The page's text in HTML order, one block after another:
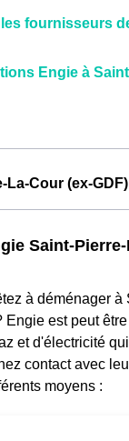
fournisseurs
Engie à
La-Cour (ex-
Saint-
à déménager à
Engie est peut
et d'électricité
contact avec
moyens :